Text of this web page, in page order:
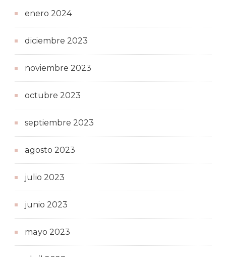
enero 2024
diciembre 2023
noviembre 2023
octubre 2023
septiembre 2023
agosto 2023
julio 2023
junio 2023
mayo 2023